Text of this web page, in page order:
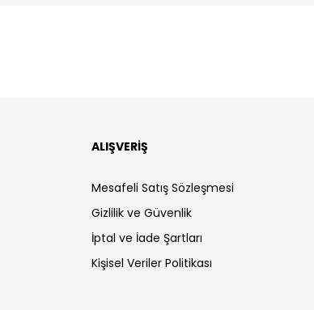
ALIŞVERİŞ
Mesafeli Satış Sözleşmesi
Gizlilik ve Güvenlik
İptal ve İade Şartları
Kişisel Veriler Politikası